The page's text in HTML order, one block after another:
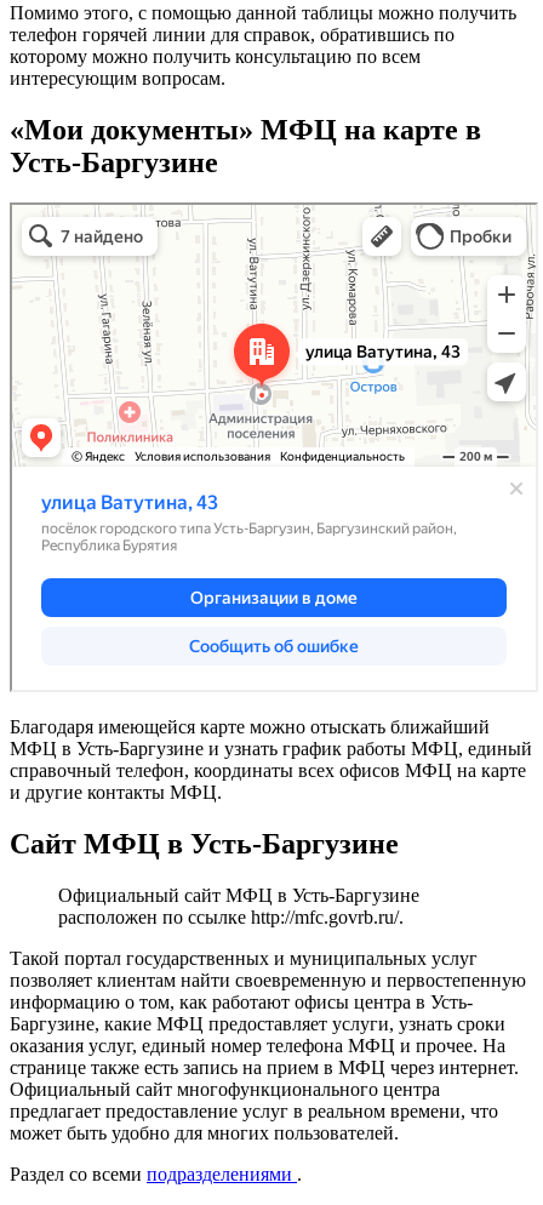
Помимо этого, с помощью данной таблицы можно получить
телефон горячей линии для справок, обратившись по
которому можно получить консультацию по всем
интересующим вопросам.
«Мои документы» МФЦ на карте в
Усть-Баргузине
Благодаря имеющейся карте можно отыскать ближайший
МФЦ в Усть-Баргузине и узнать график работы МФЦ, единый
справочный телефон, координаты всех офисов МФЦ на карте
и другие контакты МФЦ.
Сайт МФЦ в Усть-Баргузине
Официальный сайт МФЦ в Усть-Баргузине
расположен по ссылке http://mfc.govrb.ru/.
Такой портал государственных и муниципальных услуг
позволяет клиентам найти своевременную и первостепенную
информацию о том, как работают офисы центра в Усть-
Баргузине, какие МФЦ предоставляет услуги, узнать сроки
оказания услуг, единый номер телефона МФЦ и прочее. На
странице также есть запись на прием в МФЦ через интернет.
Официальный сайт многофункционального центра
предлагает предоставление услуг в реальном времени, что
может быть удобно для многих пользователей.
Раздел со всеми подразделениями .